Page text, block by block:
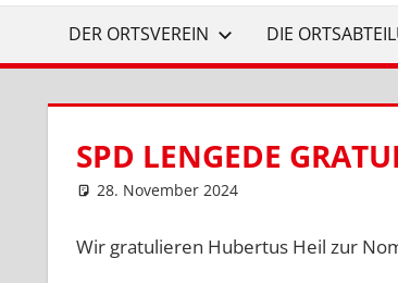
DER ORTSVEREIN DIE
SPD LENGEDE
28. November 2024
Wir gratulieren Hubertus Heil zur